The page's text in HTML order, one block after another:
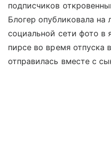
подписчиков
Блогер опубликовала на
социальной сети фото в
пирсе во время отпуска
отправилась вместе с